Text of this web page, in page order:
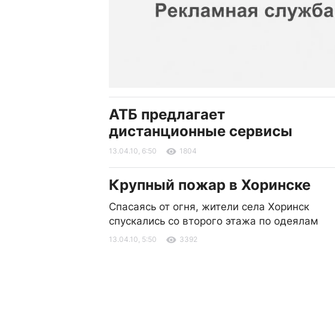
АТБ предлагает
дистанционные сервисы
13.04.10, 6:50 1804
Крупный пожар в Хоринске
Спасаясь от огня, жители села Хоринск
спускались со второго этажа по одеялам
13.04.10, 5:50 3392